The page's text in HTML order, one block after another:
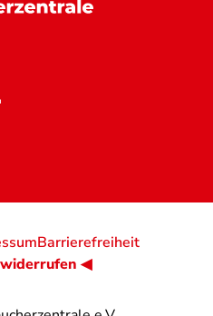
Barrierefreiheit
◀